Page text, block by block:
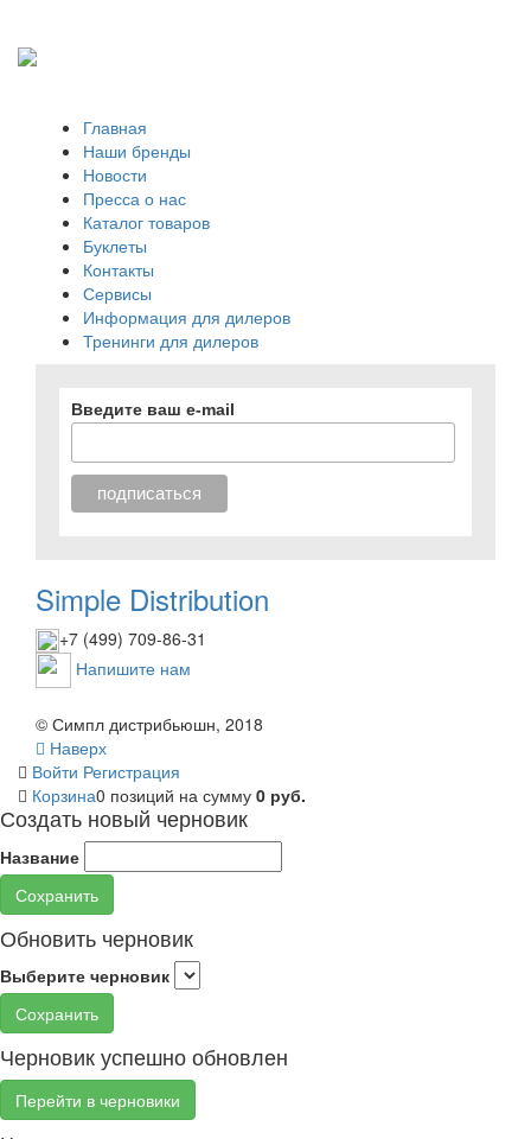
Главная
Наши бренды
Новости
Пресса о нас
Каталог товаров
Буклеты
Контакты
Сервисы
Информация для дилеров
Тренинги для дилеров
Введите ваш e-mail
Simple Distribution
+7 (499) 709-86-31
Напишите нам
© Симпл дистрибьюшн, 2018
Наверх
Войти Регистрация
Корзина0 позиций на сумму 0 руб.
Создать новый черновик
Название
Сохранить
Обновить черновик
Выберите черновик
Сохранить
Черновик успешно обновлен
Перейти в черновики